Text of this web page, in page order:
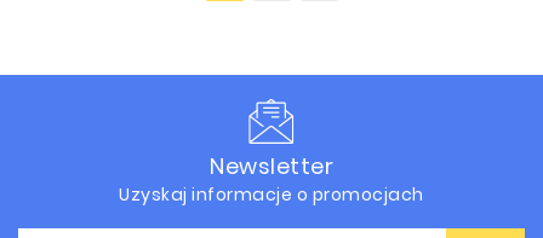
Newsletter
Uzyskaj informacje o promocjach